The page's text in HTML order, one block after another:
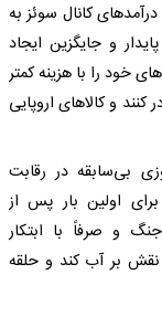
کانال سوئز به
و جایگزین ایجاد
خود را با هزینه کمتر
و کالاهای اروپایی
بی‌سابقه در رقابت
اولین بار پس از
و صرفاً با ابتکار
نقش بر آب کند و حلقه